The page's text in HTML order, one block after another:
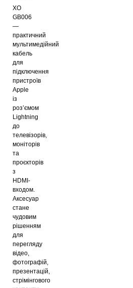
XO
GB006
—
практичний
мультимедійний
кабель
для
підключення
пристроїв
Apple
із
роз’ємом
Lightning
до
телевізорів,
моніторів
та
проєкторів
з
HDMI-
входом.
Аксесуар
стане
чудовим
рішенням
для
перегляду
відео,
фотографій,
презентацій,
стрімінгового